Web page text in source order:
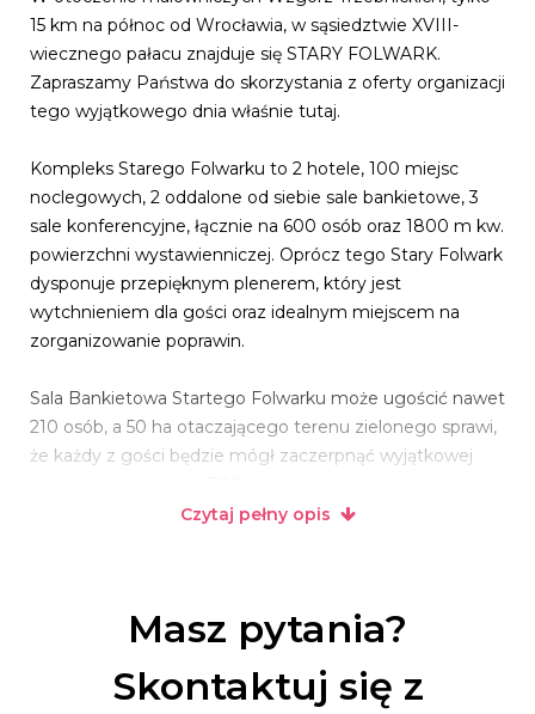
15 km na północ od Wrocławia, w sąsiedztwie XVIII-
wiecznego pałacu znajduje się STARY FOLWARK.
Zapraszamy Państwa do skorzystania z oferty organizacji
tego wyjątkowego dnia właśnie tutaj.
Kompleks Starego Folwarku to 2 hotele, 100 miejsc
noclegowych, 2 oddalone od siebie sale bankietowe, 3
sale konferencyjne, łącznie na 600 osób oraz 1800 m kw.
powierzchni wystawienniczej. Oprócz tego Stary Folwark
dysponuje przepięknym plenerem, który jest
wytchnieniem dla gości oraz idealnym miejscem na
zorganizowanie poprawin.
Sala Bankietowa Startego Folwarku może ugościć nawet
210 osób, a 50 ha otaczającego terenu zielonego sprawi,
że każdy z gości będzie mógł zaczerpnąć wyjątkowej
Czytaj pełny opis
Masz pytania?
Skontaktuj się z